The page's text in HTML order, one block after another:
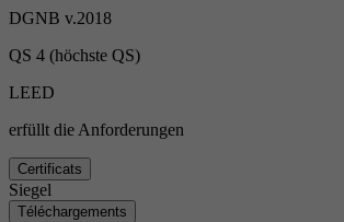
DGNB v.2018
QS 4 (höchste QS)
LEED
erfüllt die Anforderungen
Certificats
Siegel
Téléchargements